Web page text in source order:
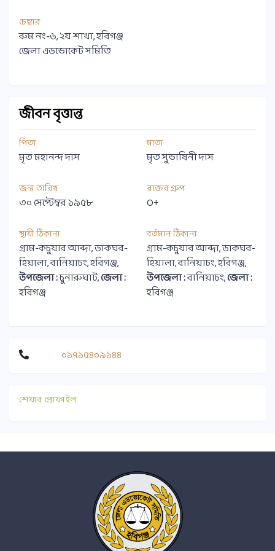
চেম্বার
রুম নং-৬, ২য় শাখা, হবিগঞ্জ
জেলা এডভোকেট সমিতি
জীবন বৃত্তান্ত
পিতা
মৃত মহানন্দ দাস
মাতা
মৃত সুভাষিনী দাস
জন্ম তারিখ
৩০ সেপ্টেম্বর ১৯৫৮
রক্তের গ্রুপ
O+
স্থায়ী ঠিকানা
গ্রাম-কচুয়ার আব্দা, ডাকঘর-
হিয়ালা, বানিয়াচং, হবিগঞ্জ,
উপজেলা :চুনারুঘাট,জেলা :
হবিগঞ্জ
বর্তমান ঠিকানা
গ্রাম-কচুয়ার আব্দা, ডাকঘর-
হিয়ালা, বানিয়াচং, হবিগঞ্জ,
উপজেলা :বানিয়াচং,জেলা :
হবিগঞ্জ
০১৭১৫৪০৯১৪৪
শেয়ার প্রোফাইল